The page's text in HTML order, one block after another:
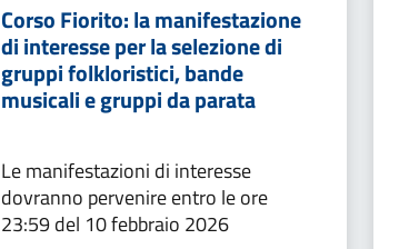
Corso Fiorito: la manifestazione
di interesse per la selezione di
gruppi folkloristici, bande
musicali e gruppi da parata
Le manifestazioni di interesse
dovranno pervenire entro le ore
23:59 del 10 febbraio 2026